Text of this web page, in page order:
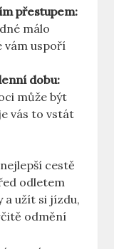
přestupem:
málo
vám uspoří
dobu:
může být
vás to vstát
cestě
odletem
a užít si jízdu,
odmění